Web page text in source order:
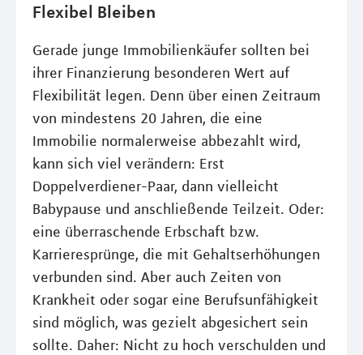
Flexibel Bleiben
Gerade junge Immobilienkäufer sollten bei
ihrer Finanzierung besonderen Wert auf
Flexibilität legen. Denn über einen Zeitraum
von mindestens 20 Jahren, die eine
Immobilie normalerweise abbezahlt wird,
kann sich viel verändern: Erst
Doppelverdiener-Paar, dann vielleicht
Babypause und anschließende Teilzeit. Oder:
eine überraschende Erbschaft bzw.
Karrieresprünge, die mit Gehaltserhöhungen
verbunden sind. Aber auch Zeiten von
Krankheit oder sogar eine Berufsunfähigkeit
sind möglich, was gezielt abgesichert sein
sollte. Daher: Nicht zu hoch verschulden und